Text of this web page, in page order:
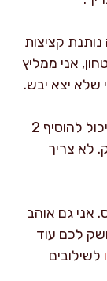
קציצות
אני ממליץ
מי שאוהב חריף יכול להוסיף 2
לא צריך
אני גם אוהב
לכם עוד
לשילובים